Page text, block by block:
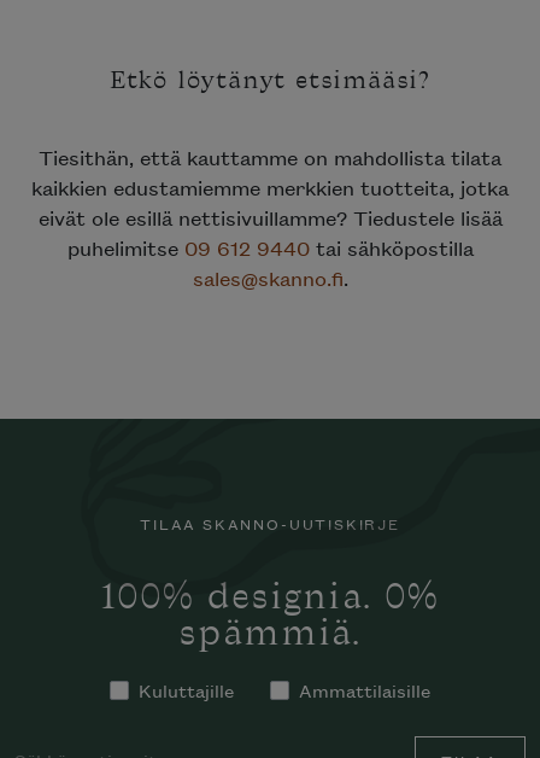
Etkö löytänyt etsimääsi?
Tiesithän, että kauttamme on mahdollista tilata
kaikkien edustamiemme merkkien tuotteita, jotka
eivät ole esillä nettisivuillamme? Tiedustele lisää
puhelimitse 09 612 9440tai sähköpostilla
sales@skanno.fi.
TILAA SKANNO-UUTISKIRJE
100% designia. 0%
spämmiä.
Kuluttajille Ammattilaisille